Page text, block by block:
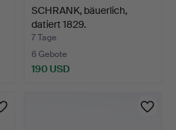
SCHRANK, bäuerlich,
datiert 1829.
7 Tage
6 Gebote
190 USD